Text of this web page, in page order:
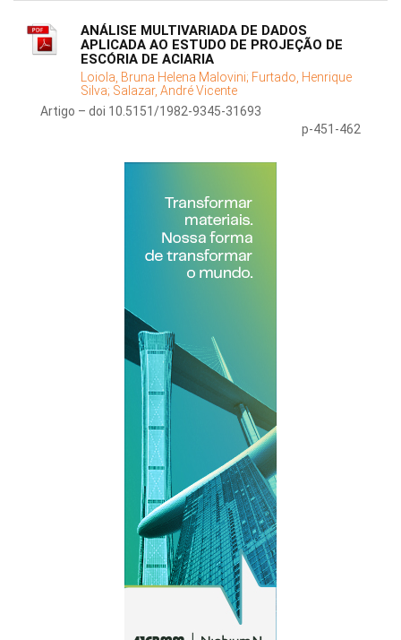
ANÁLISE MULTIVARIADA DE DADOS
APLICADA AO ESTUDO DE PROJEÇÃO DE
ESCÓRIA DE ACIARIA
Loiola, Bruna Helena Malovini; Furtado, Henrique
Silva; Salazar, André Vicente
Artigo – doi 10.5151/1982-9345-31693
p-451-462